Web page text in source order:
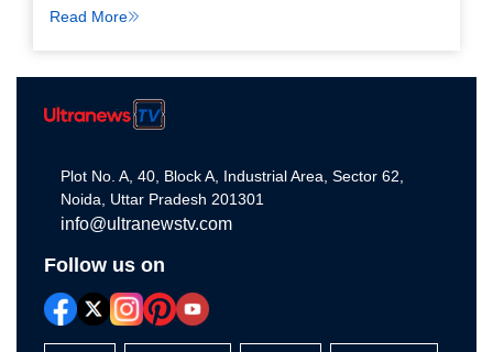
Read More
Plot No. A, 40, Block A, Industrial Area, Sector 62,
Noida, Uttar Pradesh 201301
info@ultranewstv.com
Follow us on